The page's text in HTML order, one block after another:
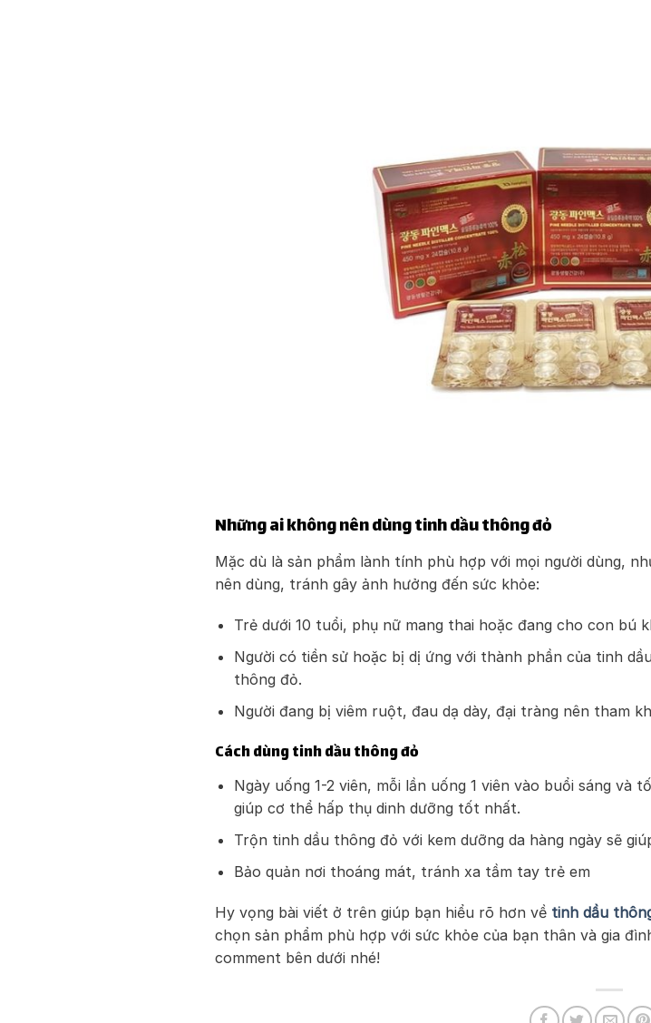
Những ai không nên dùng tinh dầu thông đỏ
Mặc dù là sản phẩm lành tính phù hợp với mọi người dùng,
nên dùng, tránh gây ảnh hưởng đến sức khỏe:
Trẻ dưới 10 tuổi, phụ nữ mang thai hoặc đang cho con bú
Người có tiền sử hoặc bị dị ứng với thành phần của tinh
thông đỏ.
Người đang bị viêm ruột, đau dạ dày, đại tràng nên tham
Cách dùng tinh dầu thông đỏ
Ngày uống 1-2 viên, mỗi lần uống 1 viên vào buổi sáng và
giúp cơ thể hấp thụ dinh dưỡng tốt nhất.
Trộn tinh dầu thông đỏ với kem dưỡng da hàng ngày sẽ
Bảo quản nơi thoáng mát, tránh xa tầm tay trẻ em
Hy vọng bài viết ở trên giúp bạn hiểu rõ hơn về tinh dầu
chọn sản phẩm phù hợp với sức khỏe của bạn thân và gia
comment bên dưới nhé!